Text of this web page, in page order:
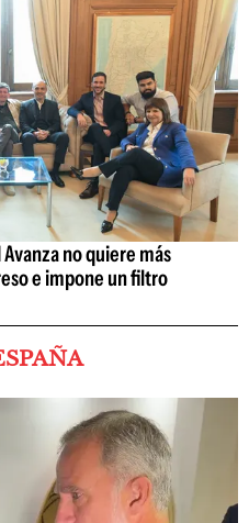
no quiere más
e impone un filtro